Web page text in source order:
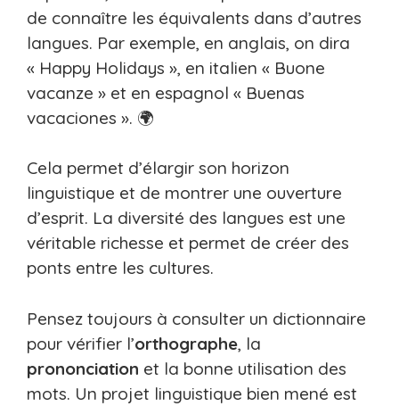
de connaître les équivalents dans d’autres
langues. Par exemple, en anglais, on dira
« Happy Holidays », en italien « Buone
vacanze » et en espagnol « Buenas
vacaciones ». 🌍
Cela permet d’élargir son horizon
linguistique et de montrer une ouverture
d’esprit. La diversité des langues est une
véritable richesse et permet de créer des
ponts entre les cultures.
Pensez toujours à consulter un dictionnaire
pour vérifier l’orthographe, la
prononciation et la bonne utilisation des
mots. Un projet linguistique bien mené est